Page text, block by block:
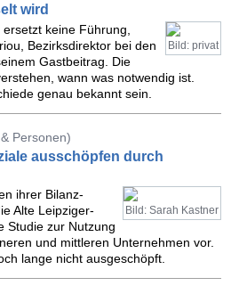
wird
Bild: privat
keine Führung,
Bezirksdirektor bei den
Gastbeitrag. Die
wann was notwendig ist.
genau bekannt sein.
Personen)
ausschöpfen durch
Bild: Sarah Kastner
ihrer Bilanz-
Alte Leipziger-
Studie zur Nutzung
und mittleren Unternehmen vor.
lange nicht ausgeschöpft.